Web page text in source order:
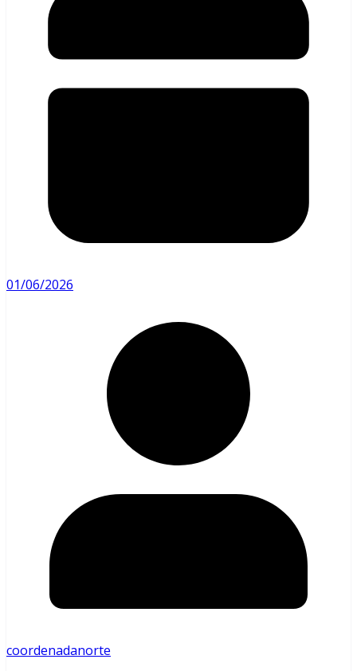
01/06/2026
coordenadanorte